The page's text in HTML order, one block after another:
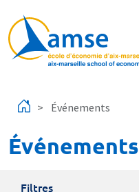
Événements
Événements
Filtres